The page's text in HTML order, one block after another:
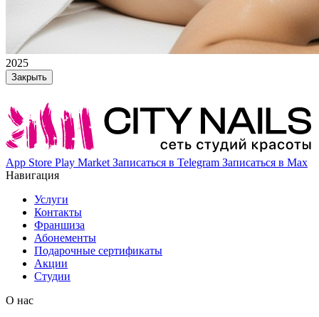
2025
Закрыть
App Store Play Market Записаться в Telegram Записаться в Max
Навигация
Услуги
Контакты
Франшиза
Абонементы
Подарочные сертификаты
Акции
Студии
О нас